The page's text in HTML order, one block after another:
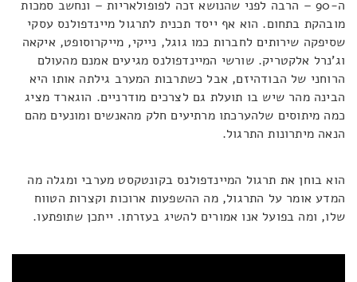
ה-90 – הרבה לפני שהנושא זכה לפופולאריות – ונחשב סמכות
מובהקת בתחום. הוא אף ייסד תכנית לתרגול מיינדפולנס עסקי
שסיפקה שירותים לחברות כמו גוגל, נייקי, מייקרוסופט, איקאה
וג'נרל אלקטריק. שורשי המיינדפולנס מגיעים אמנם מהעולם
הרוחני של הבודהיזם, אבל כשתרבות המערב גילתה אותו היא
הבינה מהר שיש בו תועלת גם לצרכים מודרניים. הוגארד מציג
כמה מיתוסים שלהערכתו מרתיעים חלק מהאנשים ומונעים מהם
הנאה מיתרונות התרגול.
הוא בוחן את תרגול המיינדפולנס בקונטקסט מערבי ומגלה מה
המדע אומר על התרגול, מה ההשפעות ארוכות וקצרות הטווח
שלו, ומה בפועל אנו אמורים להשיג בעזרתו. ייתכן שתופתעו.